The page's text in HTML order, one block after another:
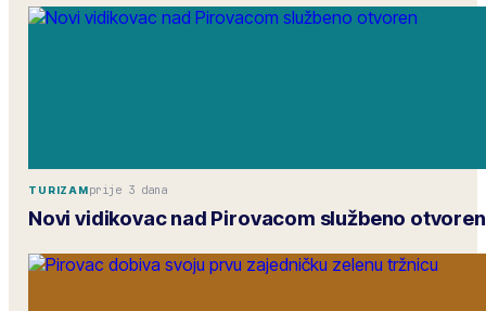
TURIZAMprije 3 dana
Novi vidikovac nad Pirovacom službeno otvoren